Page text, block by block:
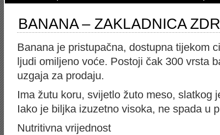
BANANA – ZAKLADNICA
Banana je pristupačna, dostupna tijekom
ljudi omiljeno voće. Postoji čak 300 vrsta
uzgaja za prodaju.
Ima žutu koru, svijetlo žuto meso, slatkog
Iako je biljka izuzetno visoka, ne spada u
Nutritivna vrijednost